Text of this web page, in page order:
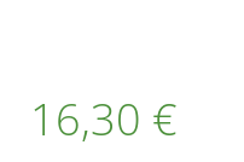
16,30 €